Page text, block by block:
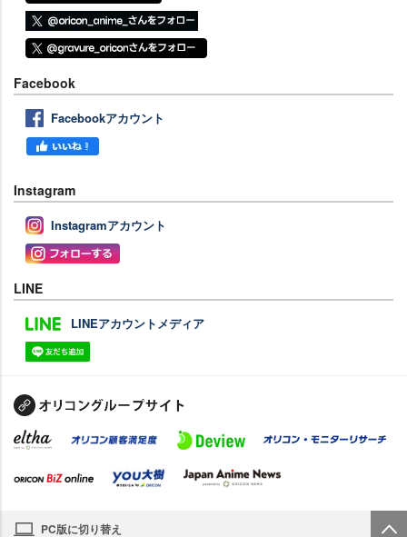
Facebook
Facebookアカウント
Instagram
Instagramアカウント
LINE
LINEアカウントメディア
PC版に切り替え